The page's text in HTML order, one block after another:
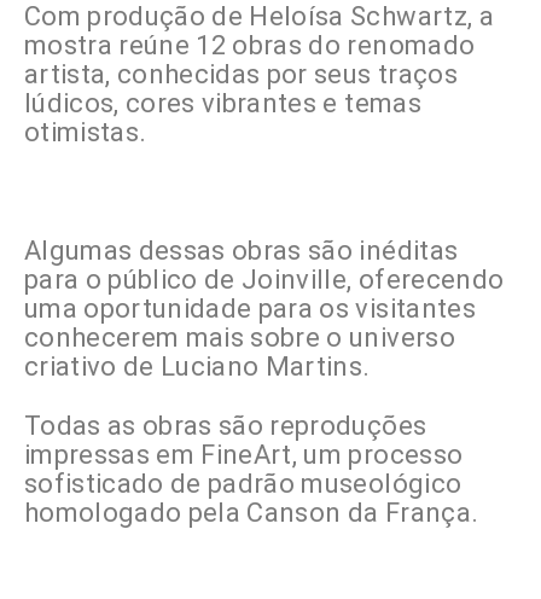
Com produção de Heloísa Schwartz, a
mostra reúne 12 obras do renomado
artista, conhecidas por seus traços
lúdicos, cores vibrantes e temas
otimistas.
Algumas dessas obras são inéditas
para o público de Joinville, oferecendo
uma oportunidade para os visitantes
conhecerem mais sobre o universo
criativo de Luciano Martins.
Todas as obras são reproduções
impressas em FineArt, um processo
sofisticado de padrão museológico
homologado pela Canson da França.